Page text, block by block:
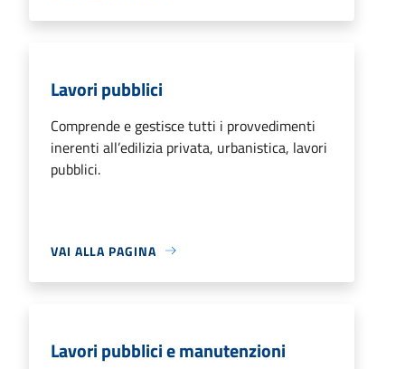
Lavori pubblici
Comprende e gestisce tutti i provvedimenti
inerenti all’edilizia privata, urbanistica, lavori
pubblici.
VAI ALLA PAGINA
Lavori pubblici e manutenzioni